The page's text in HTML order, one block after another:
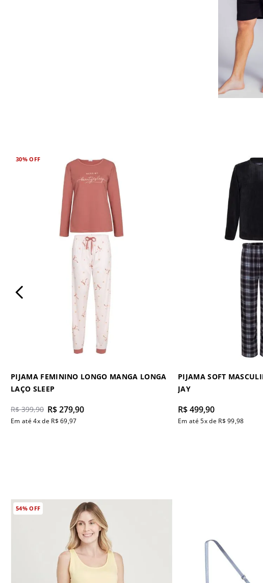
30%OFF
PIJAMA FEMININO LONGO MANGA LONGA
LAÇO SLEEP
R$ 399,90 R$279,90
Em até4x de R$ 69,97
PIJAMA SOFT
JAY
R$499,90
Em até5x de R$ 99,98
54%OFF